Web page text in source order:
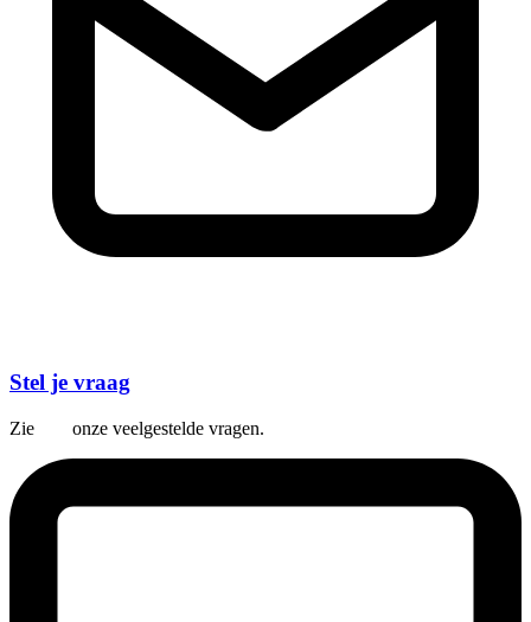
Stel je vraag
Zie onze veelgestelde vragen.